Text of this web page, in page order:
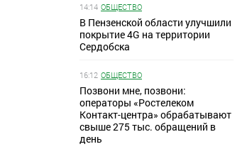
14:14 ОБЩЕСТВО
В Пензенской области улучшили
покрытие 4G на территории
Сердобска
16:12 ОБЩЕСТВО
Позвони мне, позвони:
операторы «Ростелеком
Контакт-центра» обрабатывают
свыше 275 тыс. обращений в
день